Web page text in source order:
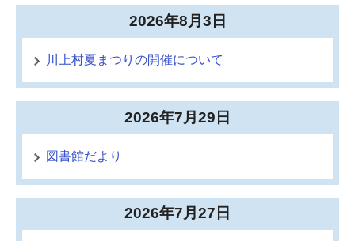
2026年8月3日
川上村夏まつりの開催について
2026年7月29日
図書館だより
2026年7月27日